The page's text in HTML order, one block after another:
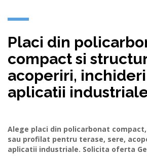
Placi din
compact si
acoperiri, inchideri
aplicatii
Alege placi din policarbonat
sau profilat pentru terase, sere,
aplicatii industriale. Solicita oferta